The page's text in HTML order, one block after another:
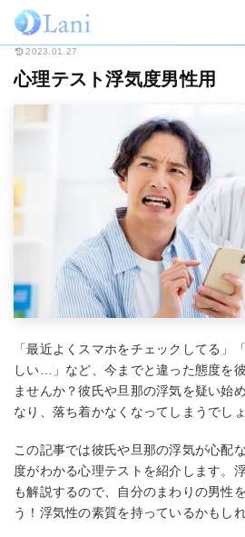
ホーム ライフスタイル
2023.01.27
心理テスト浮気度男性用
「最近よくスマホをチェックしてる」
しい…」など、今までと違った態度を
ませんか？彼氏や旦那の浮気を疑い始
なり、落ち着かなくなってしまうでしょ
この記事では彼氏や旦那の浮気が心配
度がわかる心理テストを紹介します。
も解説するので、自分のまわりの男性
う！浮気性の素質を持っているかもし